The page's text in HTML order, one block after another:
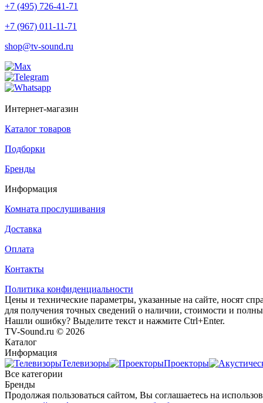
+7 (495) 726-41-71
+7 (967) 011-11-71
shop@tv-sound.ru
Интернет-магазин
Каталог товаров
Подборки
Бренды
Информация
Комната прослушивания
Доставка
Оплата
Контакты
Политика конфиденциальности
Цены и технические параметры, указанные на сайте, носят
для получения точных сведений о наличии, стоимости и
Нашли ошибку? Выделите текст и нажмите Ctrl+Enter.
TV-Sound.ru © 2026
Каталог
Информация
Телевизоры
Проекторы
Все категории
Бренды
Продолжая пользоваться сайтом, Вы соглашаетесь на